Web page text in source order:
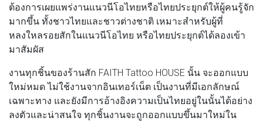
ต้องการเผยแพร่งานแนวนีโอไทยหรือไทยประยุกต์ให้ผู้คนรู้จัก
มากขึ้น ทั้งชาวไทยและชาวต่างชาติ เหมาะสำหรับผู้ที่
หลงใหลรอยสักในแนวนีโอไทย หรือไทยประยุกต์ได้ลองเข้า
มาสัมผัส
งานทุกชิ้นของร้านสัก FAITH Tattoo HOUSE นั้น จะออกแบบ
ใหม่หมด ไม่ใช้งานจากอินเทอร์เน็ต เป็นงานที่มีเอกลักษณ์
เฉพาะทาง และยังมีการอ้างอิงความเป็นไทยอยู่ในนั้นได้อย่าง
ลงตัวและน่าสนใจ ทุกชิ้นงานจะถูกออกแบบขึ้นมาใหม่ใน